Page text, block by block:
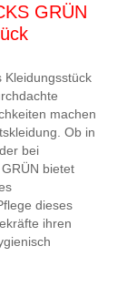
GRÜN
Kleidungsstück
machen
Ob in
bei
bietet
dieses
ihren